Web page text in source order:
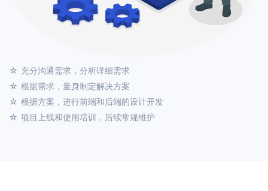
充分沟通需求，分析详细需求
根据需求，量身制定解决方案
根据方案，进行前端和后端的设计开发
项目上线和使用培训，后续常规维护